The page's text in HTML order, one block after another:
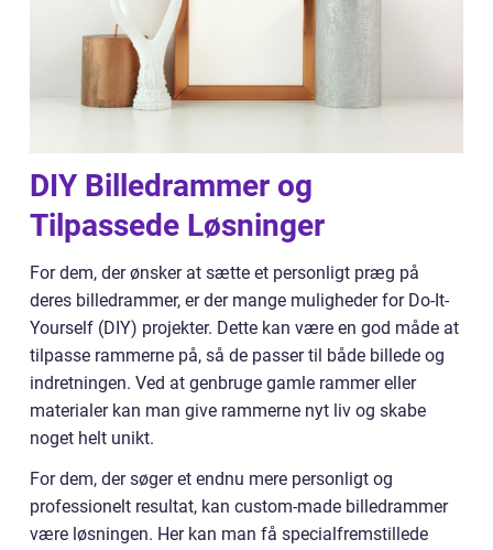
DIY Billedrammer og
Tilpassede Løsninger
For dem, der ønsker at sætte et personligt præg på
deres billedrammer, er der mange muligheder for Do-It-
Yourself (DIY) projekter. Dette kan være en god måde at
tilpasse rammerne på, så de passer til både billede og
indretningen. Ved at genbruge gamle rammer eller
materialer kan man give rammerne nyt liv og skabe
noget helt unikt.
For dem, der søger et endnu mere personligt og
professionelt resultat, kan custom-made billedrammer
være løsningen. Her kan man få specialfremstillede